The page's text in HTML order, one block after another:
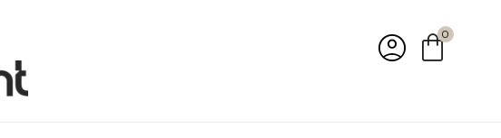
account_circle shopping_bag
0